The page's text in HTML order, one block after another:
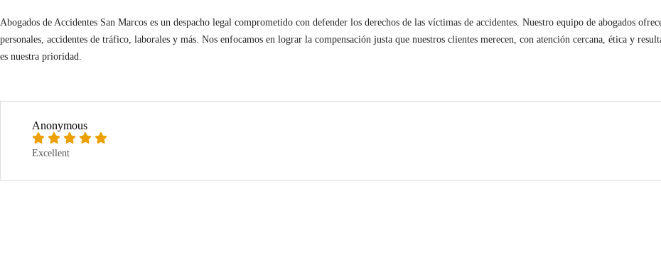
Abogados de Accidentes San Marcos es un despacho legal comprometido con defender los derechos de las víctimas de accidentes. Nuestro equipo de abogados
personales, accidentes de tráfico, laborales y más. Nos enfocamos en lograr la compensación justa que nuestros clientes merecen, con atención cercana, ética y
es nuestra prioridad.
Anonymous
Excellent